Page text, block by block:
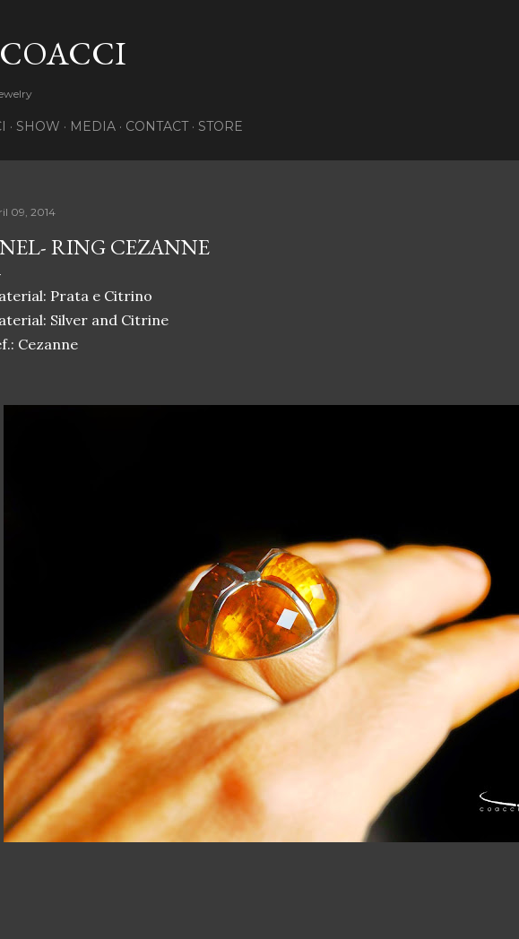
SHOW MEDIA CONTACT STORE
09, 2014
RING CEZANNE
Prata e Citrino
Silver and Citrine
Cezanne